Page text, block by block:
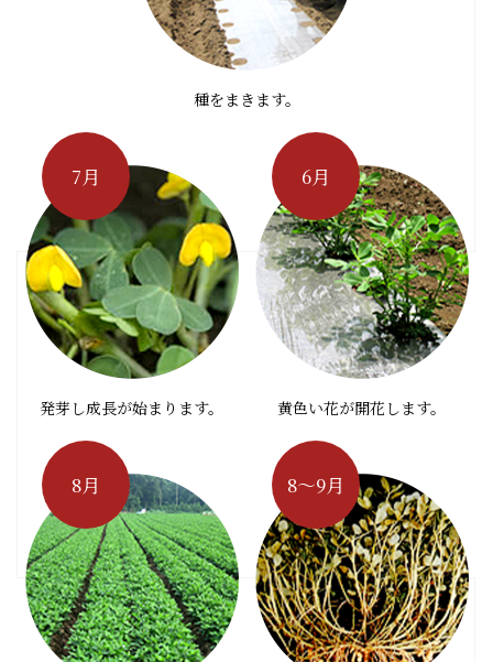
種をまきます。
7月
発芽し成長が始まります。
6月
黄色い花が開花します。
8月 8～9月